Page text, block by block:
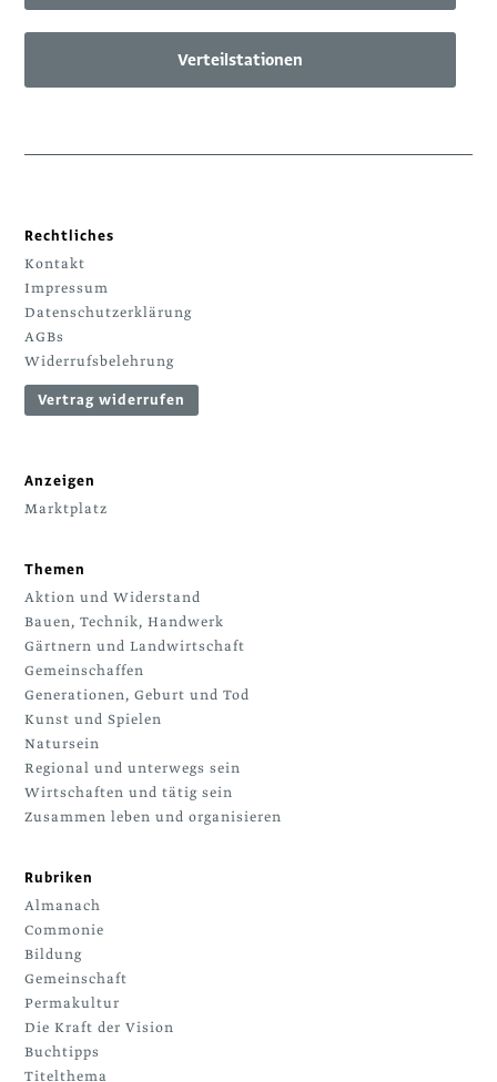
Verteilstationen
Rechtliches
Kontakt
Impressum
Datenschutzerklärung
AGBs
Widerrufsbelehrung
Vertrag widerrufen
Anzeigen
Marktplatz
Themen
Aktion und Widerstand
Bauen, Technik, Handwerk
Gärtnern und Landwirtschaft
Gemeinschaffen
Generationen, Geburt und Tod
Kunst und Spielen
Natursein
Regional und unterwegs sein
Wirtschaften und tätig sein
Zusammen leben und organisieren
Rubriken
Almanach
Commonie
Bildung
Gemeinschaft
Permakultur
Die Kraft der Vision
Buchtipps
Titelthema